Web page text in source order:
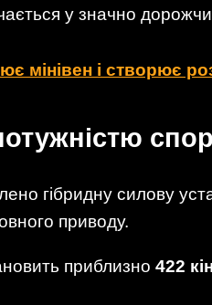
у значно
мінівен і створює
гібридну силову
приводу.
приблизно 422